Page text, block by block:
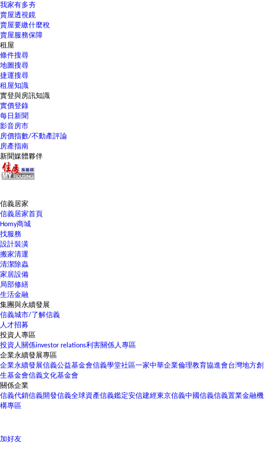
我家有多夯
賣屋透視鏡
賣屋要繳什麼稅
賣屋服務保障
租屋
條件搜尋
地圖搜尋
捷運搜尋
租屋知識
實登與房訊知識
實價登錄
每日新聞
影音房市
房價指數/不動產評論
房產指南
新聞媒體夥伴
信義居家
信義居家首頁
Homy商城
找服務
設計裝潢
搬家清運
清潔除蟲
家居設備
局部修繕
生活金融
集團與永續發展
信義城市/了解信義
人才招募
投資人專區
投資人關係investor relations利害關係人專區
企業永續發展專區
企業永續發展信義公益基金會信義學堂社區一家中華企業倫理教育協進會台灣地方創
生基金會信義文化基金會
關係企業
信義代銷信義開發信義全球資產信義鑑定安信建經東京信義中國信義信義置業金融機
構專區
加好友